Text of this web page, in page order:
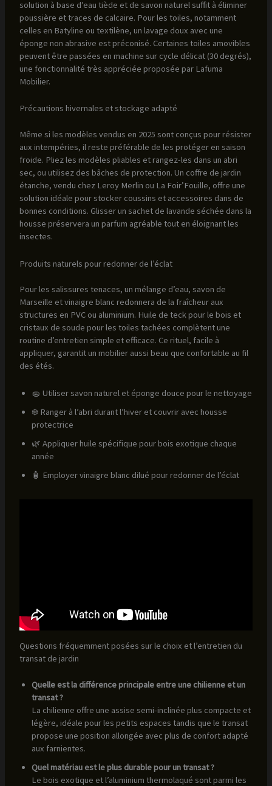
solution à base d’eau tiède et de savon naturel suffit à éliminer
poussière et traces de calcaire. Pour les toiles, notamment
celles en Batyline ou textilène, un lavage doux avec une
éponge non abrasive est préconisé. Certaines toiles amovibles
peuvent être passées en machine sur cycle délicat (30 degrés),
une fonctionnalité très appréciée proposée par Lafuma
Mobilier.
Précautions hivernales et stockage adapté
Même si les modèles vendus en 2025 sont conçus pour résister
aux intempéries, il reste préférable de les protéger en saison
froide. Pliez les modèles pliables et rangez-les dans un abri
sec, ou utilisez des bâches de protection. Un coffre de jardin
étanche, vendu chez Leroy Merlin ou La Foir’Fouille, offre une
solution idéale pour stocker coussins et accessoires dans de
bonnes conditions. Glisser un sachet de lavande séchée dans la
housse préservera un parfum agréable tout en éloignant les
insectes.
Produits naturels pour redonner de l’éclat
Pour les salissures tenaces, un mélange d’eau, savon de
Marseille et vinaigre blanc redonnera de la fraîcheur aux
structures en PVC ou aluminium. Huile de teck pour le bois et
cristaux de soude pour les toiles tachées complètent une
routine d’entretien simple et efficace. Ce rituel, facile à
appliquer, garantit un mobilier aussi beau que confortable au fil
des étés.
🧽 Utiliser savon naturel et éponge douce pour le nettoyage
❄️ Ranger à l’abri durant l’hiver et couvrir avec housse
protectrice
🌿 Appliquer huile spécifique pour bois exotique chaque
année
🧴 Employer vinaigre blanc dilué pour redonner de l’éclat
Questions fréquemment posées sur le choix et l’entretien du
transat de jardin
Quelle est la différence principale entre une chilienne et un
transat ?
La chilienne offre une assise semi-inclinée plus compacte et
légère, idéale pour les petits espaces tandis que le transat
propose une position allongée avec plus de confort adapté
aux farnientes.
Quel matériau est le plus durable pour un transat ?
Le bois exotique et l’aluminium thermolaqué sont parmi les